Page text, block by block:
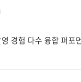
경험 다수 융합 퍼포